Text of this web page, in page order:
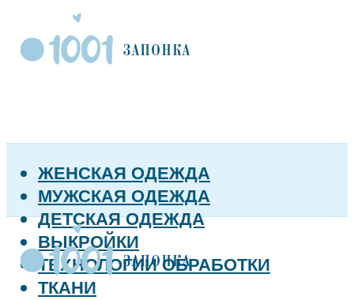
ЖЕНСКАЯ ОДЕЖДА
МУЖСКАЯ ОДЕЖДА
ДЕТСКАЯ ОДЕЖДА
ВЫКРОЙКИ
ТЕХНОЛОГИИ ОБРАБОТКИ
ТКАНИ